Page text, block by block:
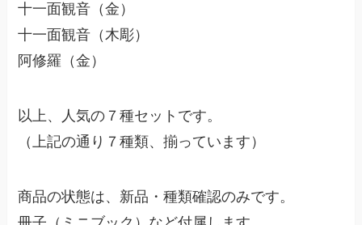
十一面観音（金）
十一面観音（木彫）
阿修羅（金）
以上、人気の７種セットです。
（上記の通り７種類、揃っています）
商品の状態は、新品・種類確認のみです。